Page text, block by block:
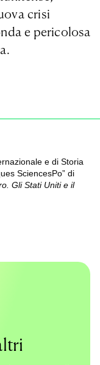
crisi
e pericolosa
e di Storia
SciencesPo” di
Gli Stati Uniti e il